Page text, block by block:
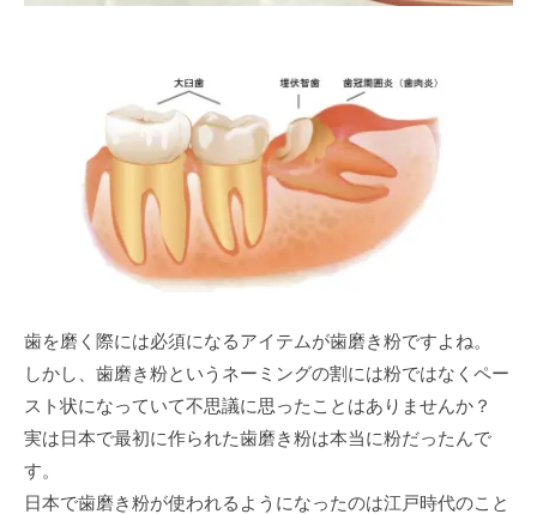
歯を磨く際には必須になるアイテムが歯磨き粉ですよね。
しかし、歯磨き粉というネーミングの割には粉ではなくペー
スト状になっていて不思議に思ったことはありませんか？
実は日本で最初に作られた歯磨き粉は本当に粉だったんで
す。
日本で歯磨き粉が使われるようになったのは江戸時代のこと